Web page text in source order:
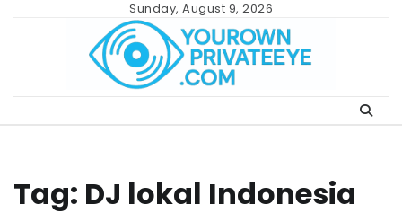
Sunday, August 9, 2026
Tag: DJ lokal Indonesia